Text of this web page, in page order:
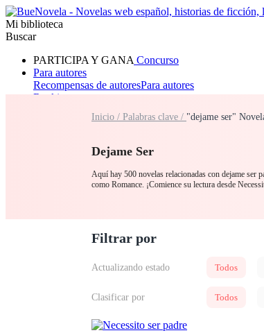
Mi biblioteca
Buscar
PARTICIPA Y GANA Concurso
Para autores
Recompensas de autoresPara autores
Ranking
RomanceHombre lobo
Inicio / Palabras clave / "dejame ser"
Dejame Ser
Aquí hay 500 novelas relacionadas con dejame ser
como Romance. ¡Comience su lectura desde
Filtrar por
Actualizando estado Todos
Clasificar por Todos